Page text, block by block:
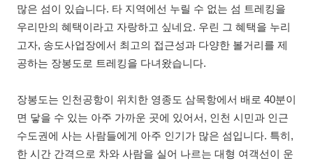
많은 섬이 있습니다. 타 지역에선 누릴 수 없는 섬 트레킹을
우리만의 혜택이라고 자랑하고 싶네요. 우린 그 혜택을 누리
고자, 송도사업장에서 최고의 접근성과 다양한 볼거리를 제
공하는 장봉도로 트레킹을 다녀왔습니다.
장봉도는 인천공항이 위치한 영종도 삼목항에서 배로 40분이
면 닿을 수 있는 아주 가까운 곳에 있어서, 인천 시민과 인근
수도권에 사는 사람들에게 아주 인기가 많은 섬입니다. 특히,
한 시간 간격으로 차와 사람을 실어 나르는 대형 여객선이 운